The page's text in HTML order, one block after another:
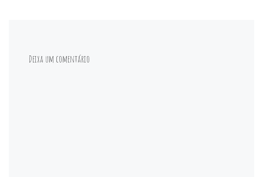
Deixa um comentário